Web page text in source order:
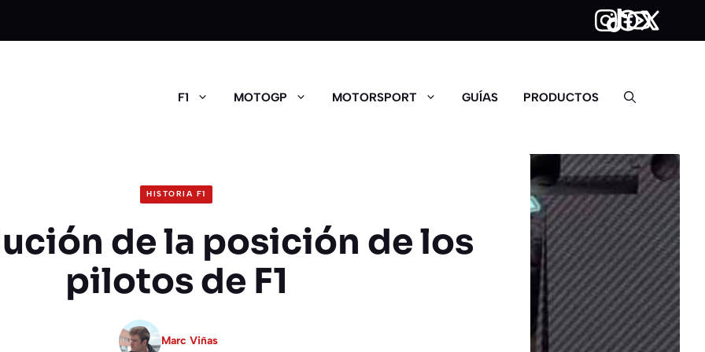
F1 MOTOGP MOTORSPORT GUÍAS PRODUCTOS
HISTORIA F1
de la posición de los
pilotos de F1
Marc Viñas